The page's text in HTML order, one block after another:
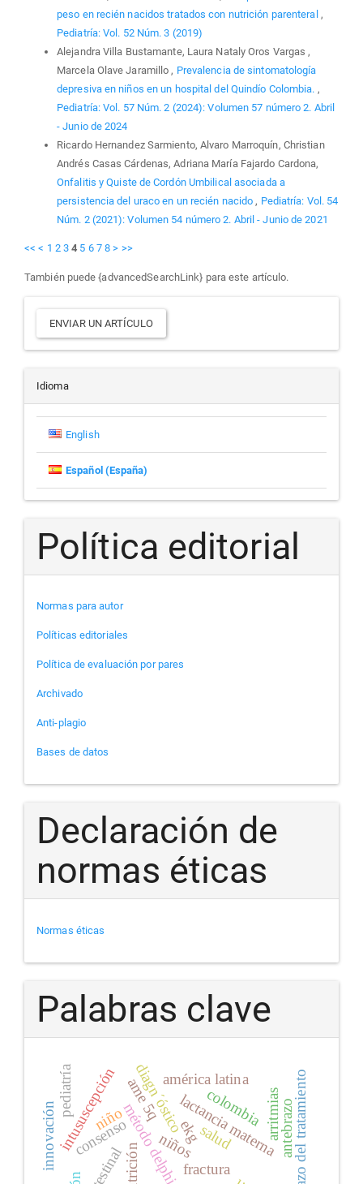
peso en recién nacidos tratados con nutrición parenteral ,
Pediatría: Vol. 52 Núm. 3 (2019)
Alejandra Villa Bustamante, Laura Nataly Oros Vargas ,
Marcela Olave Jaramillo , Prevalencia de sintomatología
depresiva en niños en un hospital del Quindío Colombia. ,
Pediatría: Vol. 57 Núm. 2 (2024): Volumen 57 número 2. Abril
- Junio de 2024
Ricardo Hernandez Sarmiento, Alvaro Marroquín, Christian
Andrés Casas Cárdenas, Adriana María Fajardo Cardona,
Onfalitis y Quiste de Cordón Umbilical asociada a
persistencia del uraco en un recién nacido, Pediatría: Vol. 54
Núm. 2 (2021): Volumen 54 número 2. Abril - Junio de 2021
<< < 1 2 3 4 5 6 7 8 > >>
También puede {advancedSearchLink} para este artículo.
Enviar
un
artículo
ENVIAR UN ARTÍCULO
Idioma
English
Español (España)
Política editorial
Normas para autor
Políticas editoriales
Política de evaluación por pares
Archivado
Anti-plagio
Bases de datos
Declaración de
normas éticas
Normas éticas
Palabras clave
método delphi
consenso lactancia materna
nutrición
ekg
niños
arritmias
diagn´ósticoamérica latina
ame 5q
intususcepción
pediatría rechazo del tratamiento
fractura
antebrazo
niño colombia
salud
innovación